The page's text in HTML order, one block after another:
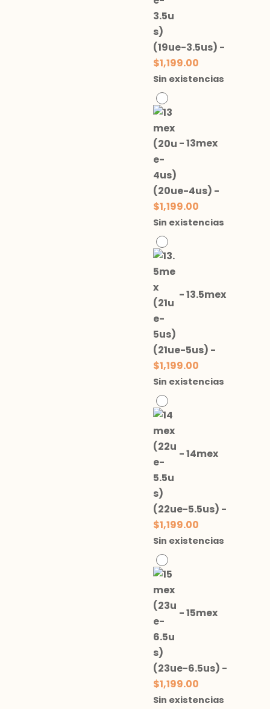
(19ue-3.5us) -
$1,199.00
Sin existencias
-13mex
(20ue-4us) -
$1,199.00
Sin existencias
-13.5mex
(21ue-5us) -
$1,199.00
Sin existencias
-14mex
(22ue-5.5us) -
$1,199.00
Sin existencias
-15mex
(23ue-6.5us) -
$1,199.00
Sin existencias